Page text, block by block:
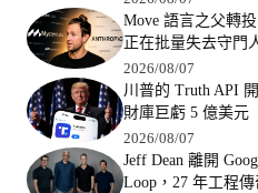
Move 語言之父轉
正在批量失去守門
2026/08/07
川普的 Truth API
財庫巨虧 5 億美元
2026/08/07
Jeff Dean 離開
Loop，27 年工程